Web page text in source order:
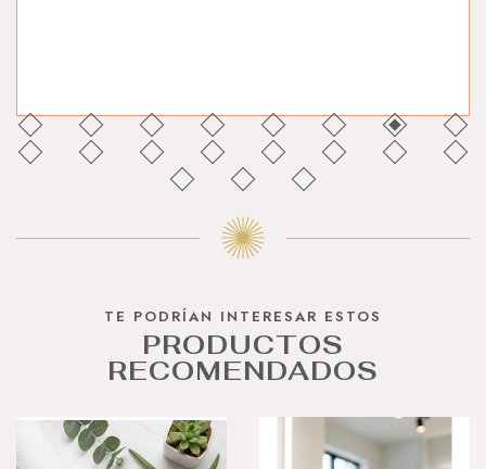
TE PODRÍAN INTERESAR ESTOS
PRODUCTOS
RECOMENDADOS